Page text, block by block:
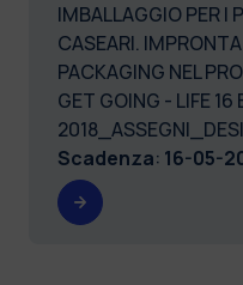
IMBALLAGGIO PER I
CASEARI.
PACKAGING NEL
GET GOING - LIFE
Scadenza: 16-05-